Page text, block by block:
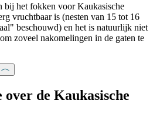
bij het fokken voor Kaukasische
vruchtbaar is (nesten van 15 tot 16
beschouwd) en het is natuurlijk niet
zoveel nakomelingen in de gaten te
de Kaukasische